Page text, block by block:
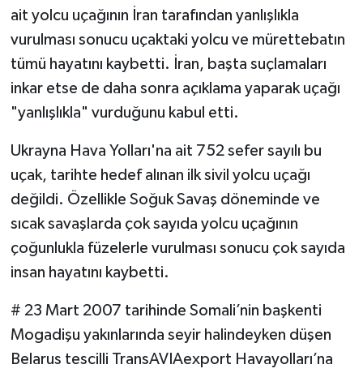
ait yolcu uçağının İran tarafından yanlışlıkla
vurulması sonucu uçaktaki yolcu ve mürettebatın
tümü hayatını kaybetti. İran, başta suçlamaları
inkar etse de daha sonra açıklama yaparak uçağı
"yanlışlıkla" vurduğunu kabul etti.
Ukrayna Hava Yolları'na ait 752 sefer sayılı bu
uçak, tarihte hedef alınan ilk sivil yolcu uçağı
değildi. Özellikle Soğuk Savaş döneminde ve
sıcak savaşlarda çok sayıda yolcu uçağının
çoğunlukla füzelerle vurulması sonucu çok sayıda
insan hayatını kaybetti.
# 23 Mart 2007 tarihinde Somali’nin başkenti
Mogadişu yakınlarında seyir halindeyken düşen
Belarus tescilli TransAVIAexport Havayolları’na